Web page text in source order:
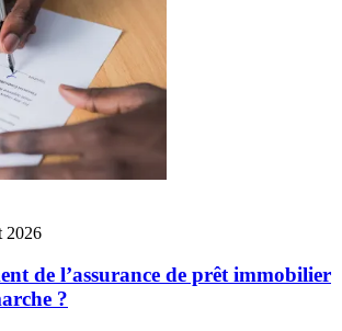
2026
de l’assurance de prêt immobilier
?